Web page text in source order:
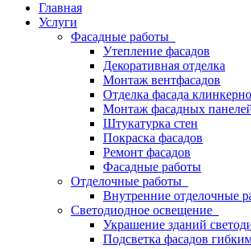
Главная
Услуги
Фасадные работы
Утепление фасадов
Декоративная отделка
Монтаж вентфасадов
Отделка фасада
Монтаж фасадных
Штукатурка стен
Покраска фасадов
Ремонт фасадов
Фасадные работы
Отделочные работы
Внутренние отделочные
Светодиодное освещение
Украшение зданий
Подсветка фасадов